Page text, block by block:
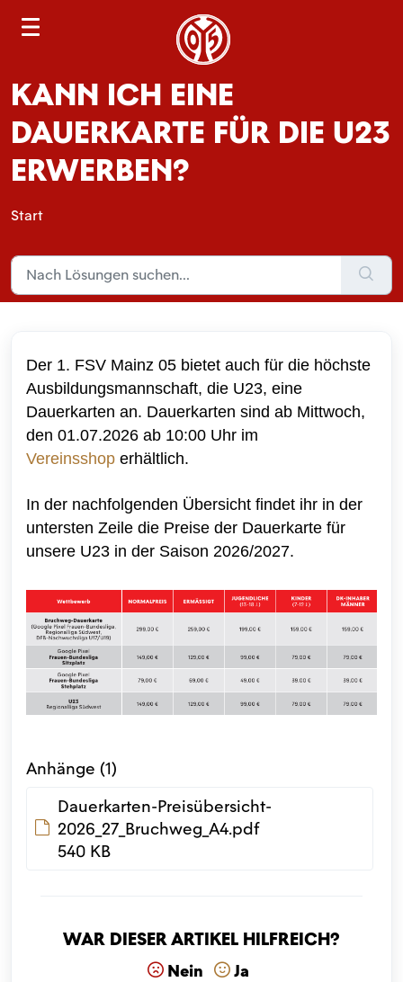
h
KANN ICH EINE
DAUERKARTE FÜR DIE U23
ERWERBEN?
Start
Der 1. FSV Mainz 05 bietet auch für die höchste
Ausbildungsmannschaft, die U23, eine
Dauerkarten an. Dauerkarten sind ab Mittwoch,
den 01.07.2026 ab 10:00 Uhr im
Vereinsshop erhältlich.
In der nachfolgenden Übersicht findet ihr in der
untersten Zeile die Preise der Dauerkarte für
unsere U23 in der Saison 2026/2027.
Anhänge (1)
Dauerkarten-Preisübersicht-
2026_27_Bruchweg_A4.pdf
540 KB
War dieser Artikel hilfreich?
Nein Ja